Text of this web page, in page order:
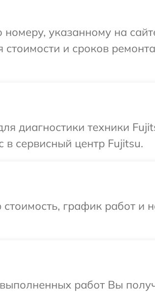
указанному на
и сроков
диагностики техники
в сервисный центр Fujitsu.
график работ и
выполненных работ Вы